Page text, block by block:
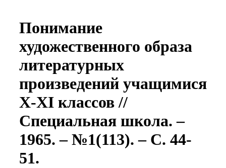
Понимание
художественного образа
литературных
произведений учащимися
Х-XI классов //
Специальная школа. –
1965. – №1(113). – С. 44-
51.